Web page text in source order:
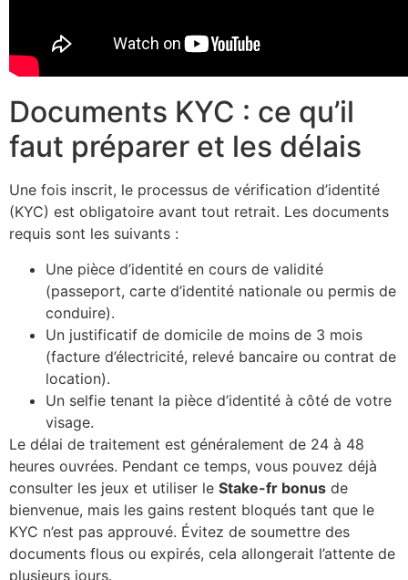
Documents KYC : ce qu’il
faut préparer et les délais
Une fois inscrit, le processus de vérification d’identité
(KYC) est obligatoire avant tout retrait. Les documents
requis sont les suivants :
Une pièce d’identité en cours de validité
(passeport, carte d’identité nationale ou permis de
conduire).
Un justificatif de domicile de moins de 3 mois
(facture d’électricité, relevé bancaire ou contrat de
location).
Un selfie tenant la pièce d’identité à côté de votre
visage.
Le délai de traitement est généralement de 24 à 48
heures ouvrées. Pendant ce temps, vous pouvez déjà
consulter les jeux et utiliser le Stake-fr bonus de
bienvenue, mais les gains restent bloqués tant que le
KYC n’est pas approuvé. Évitez de soumettre des
documents flous ou expirés, cela allongerait l’attente de
plusieurs jours.